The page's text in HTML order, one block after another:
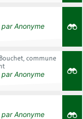
parAnonyme
commune
parAnonyme
parAnonyme